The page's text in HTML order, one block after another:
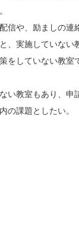
信や、励ましの連
、実施していない
をしていない教室
い教室もあり、申
の課題としたい。